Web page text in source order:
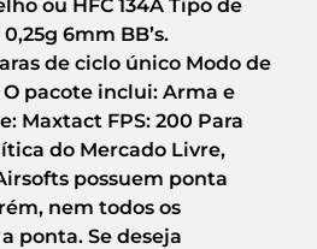
ou HFC 134A Tipo de
6mm BB’s.
de ciclo único Modo de
pacote inclui: Arma e
Maxtact FPS: 200 Para
do Mercado Livre,
possuem ponta
nem todos os
ponta. Se deseja